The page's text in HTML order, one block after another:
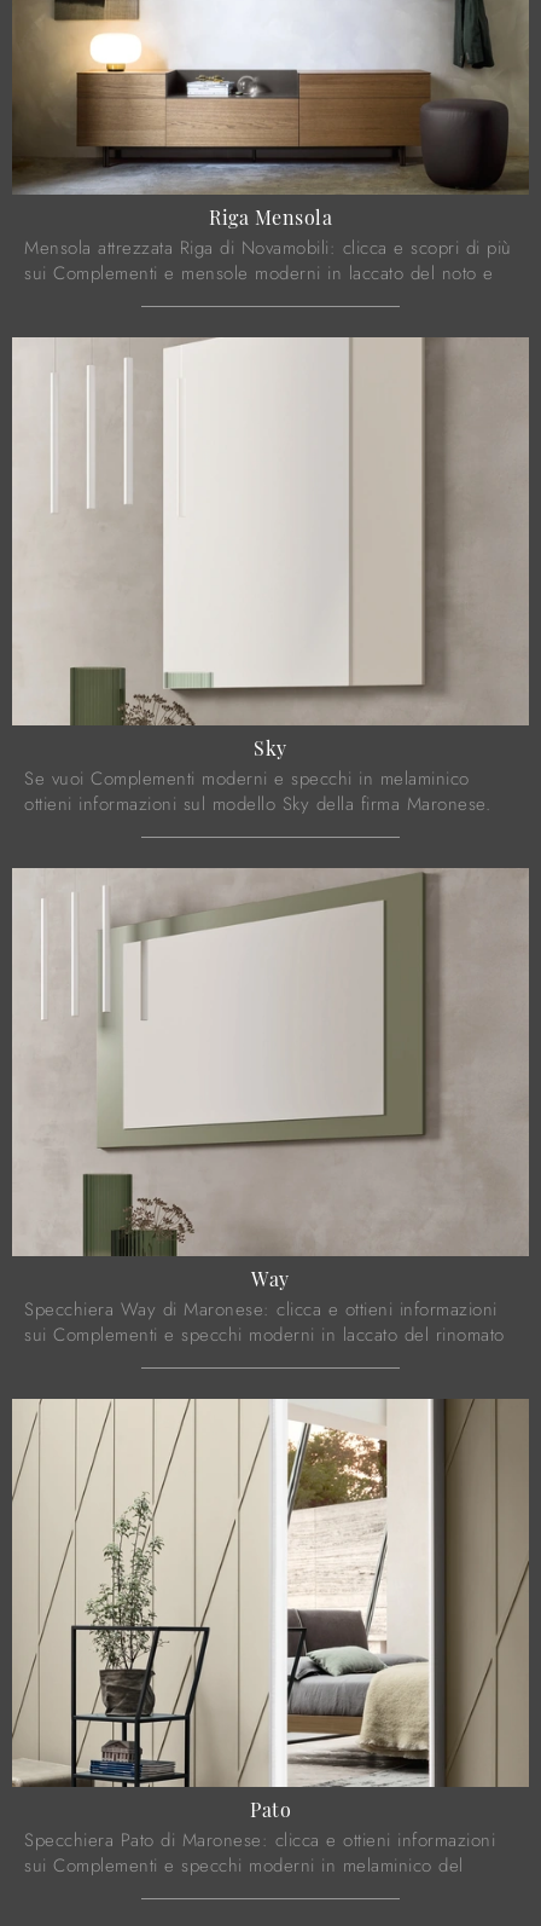
Riga Mensola
Mensola attrezzata Riga di Novamobili: clicca e scopri di più
sui Complementi e mensole moderni in laccato del noto e
Sky
Se vuoi Complementi moderni e specchi in melaminico
ottieni informazioni sul modello Sky della firma Maronese.
Way
Specchiera Way di Maronese: clicca e ottieni informazioni
sui Complementi e specchi moderni in laccato del rinomato
Pato
Specchiera Pato di Maronese: clicca e ottieni informazioni
sui Complementi e specchi moderni in melaminico del